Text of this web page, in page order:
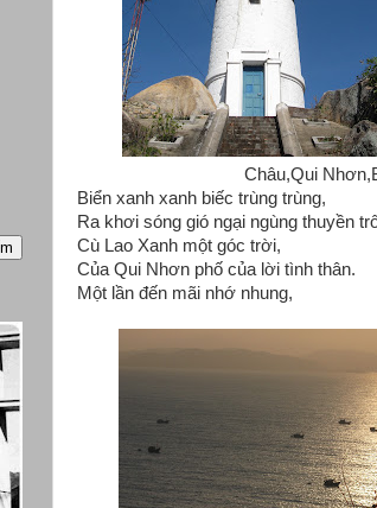
Châu,Qui
Biển xanh xanh biếc trùng trùng,
Ra khơi sóng gió ngại ngùng thuyền
Cù Lao Xanh một góc trời,
Của Qui Nhơn phố của lời tình thân.
Một lần đến mãi nhớ nhung,